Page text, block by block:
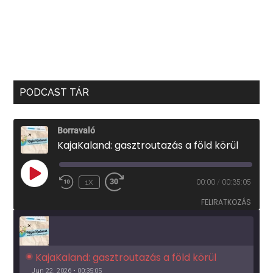
PODCAST TÁR
Borravaló
KajaKaland: gasztroutazás a föld körül
PLAY
EPISODE
1X 00:00 / 00:35:05
FELIRATKOZÁS
KajaKaland: gasztroutazás a föld körül
Jun 22, 2026 • 00:35:05